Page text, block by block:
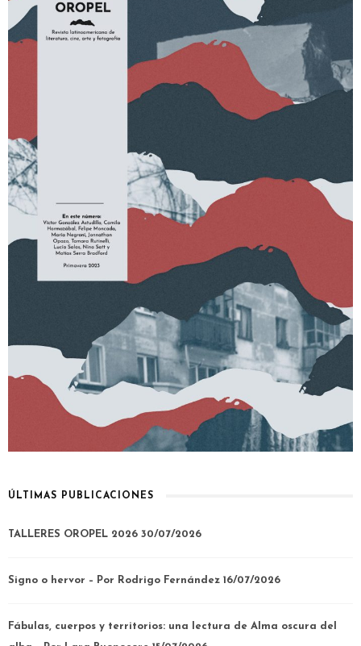
ÚLTIMAS PUBLICACIONES
TALLERES OROPEL 2026 30/07/2026
Signo o hervor – Por Rodrigo Fernández 16/07/2026
Fábulas, cuerpos y territorios: una lectura de Alma oscura del